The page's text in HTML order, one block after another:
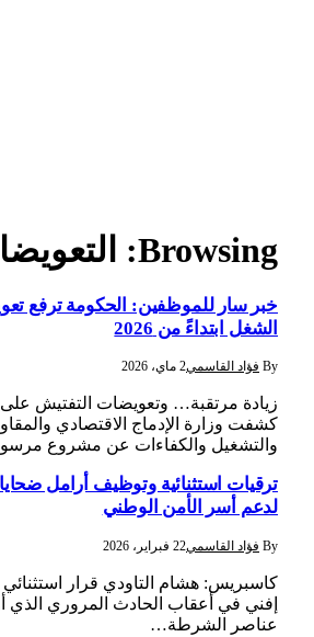
Browsing:
خبر سار للموظفين: الحكومة ترفع
الشغل ابتداءً من 2026
By فؤاد القاسمي2 ماي، 2026
زيادة مرتقبة… وتعويضات التفتيش على
كشفت وزارة الإدماج الاقتصادي
والتشغيل والكفاءات عن مشروع
ترقيات استثنائية وتوظيف أرامل
لدعم أسر الأمن الوطني
By فؤاد القاسمي22 فبراير، 2026
كاسبريس: هشام التاودي قرار
إفني في أعقاب الحادث المروري الذي
عناصر الشرطة…